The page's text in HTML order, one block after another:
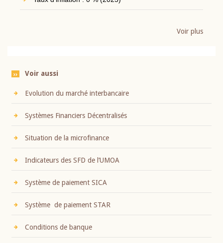
Voir plus
Voir aussi
Evolution du marché interbancaire
Systèmes Financiers Décentralisés
Situation de la microfinance
Indicateurs des SFD de l’UMOA
Système de paiement SICA
Système de paiement STAR
Conditions de banque